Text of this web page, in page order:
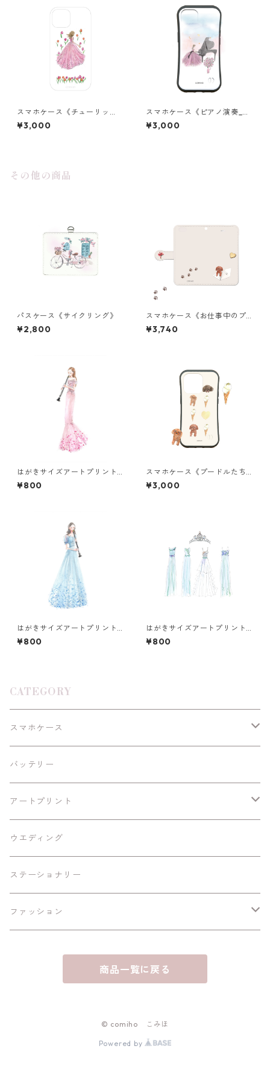
スマホケース《チューリッ
プ》クリア
¥3,000
スマホケース《ピアノ演奏_空
の世界》グリップ
¥3,000
その他の商品
パスケース《サイクリング》
¥2,800
スマホケース《お仕事中のプ
ードル》手帳型
¥3,740
はがきサイズアートプリント
《フルートピンクドレス》
¥800
スマホケース《プードルたち
のおやつ》グリップ
¥3,000
はがきサイズアートプリント
《フルートブルードレス》
¥800
はがきサイズアートプリント
《水色のブライズメイド》
¥800
CATEGORY
スマホケース
Android
iPhoneSE/SE2
iPhone11/Pro/ProMax
iPhone12/12Pro/mini/ProMax
iPhone13/mini/Pro
iPhone15/Plus/Pro/Max
iPhone16/Plus/Pro/Max
バッテリー
アートプリント
額あり
A4黒縁額
B6黒縁額
額なし
A4
ウエディング
ステーショナリー
ファッション
商品一覧に戻る
© comiho こみほ
Powered by